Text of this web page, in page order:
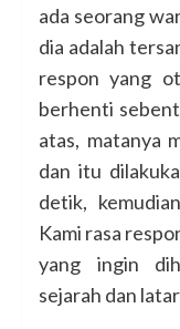
ada seorang
dia adalah
respon yang
berhenti
atas, matanya
dan itu
detik,
Kami rasa
yang ingin
sejarah dan